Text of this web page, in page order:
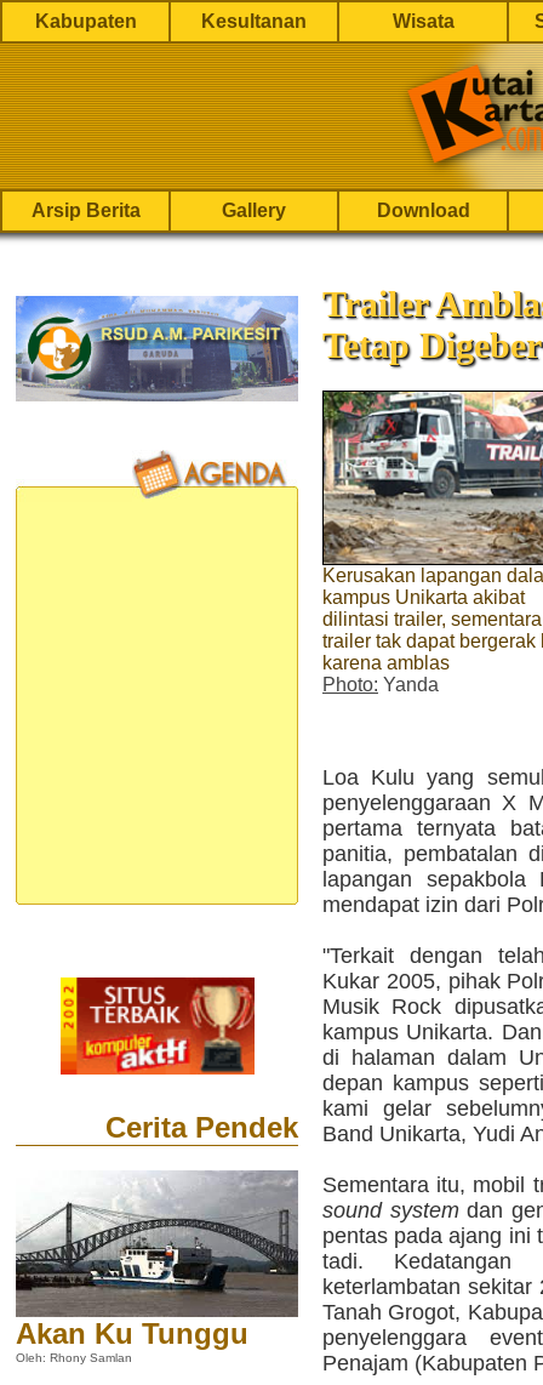
Kabupaten Kesultanan Wisata
Arsip Berita Gallery Download
Cerita Pendek
Akan Ku Tunggu
Oleh: Rhony Samlan
Trailer
Tetap
Kerusakan lapangan
kampus Unikarta akibat
dilintasi trailer, sementara
trailer tak dapat bergerak
karena amblas
Photo: Yanda
Loa Kulu yang
penyelenggaraan X
pertama ternyata
panitia, pembatalan
lapangan
mendapat izin dari
"Terkait dengan
Kukar 2005, pihak
Musik Rock
kampus Unikarta.
di halaman dalam
depan kampus
kami gelar
Band Unikarta, Yudi
Sementara itu, mobil
sound systemdan
pentas pada ajang ini
tadi.
keterlambatan
Tanah Grogot,
penyelenggara
Penajam (Kabupaten